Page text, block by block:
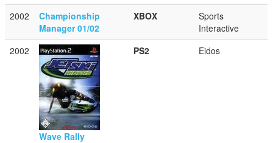
2002
Championship
Manager 01/02
XBOX
Sports
Interactive
2002
Wave Rally
PS2 Eidos